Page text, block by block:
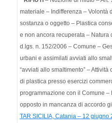
materiale – Indifferenza – Volontà
sostanza o oggetto – Plastica
e non ancora recuperata – Natura
d.lgs. n. 152/2006 – Comune –
urbani e assimilati avviati allo
“avviati allo smaltimento” –
di plastica presso esercizi
programmazione con il Comune
opposto in mancanza di accordo
TAR SICILIA, Catania – 12 giugno